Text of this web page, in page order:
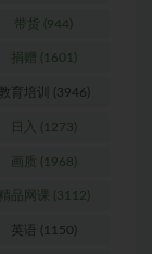
带货 (944)
(1601)
教育培训 (3946)
日入 (1273)
画质 (1968)
精品网课 (3112)
英语 (1150)